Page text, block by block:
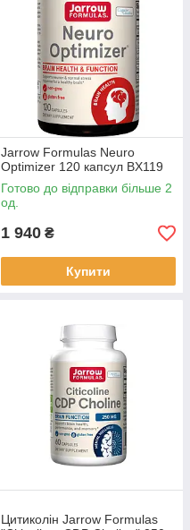
Jarrow Formulas Neuro
Optimizer 120 капсул BX119
Готово до відправки більше 2
од.
1 940 ₴
Купити
Цитиколін Jarrow Formulas